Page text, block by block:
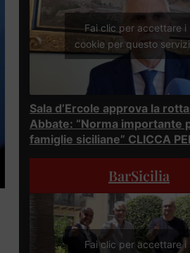
Fai clic per accettare i
cookie per questo
Sala d’Ercole approva la
Abbate: “Norma importante
famiglie siciliane” CLICCA
BarSicilia
Fai clic per accettare i